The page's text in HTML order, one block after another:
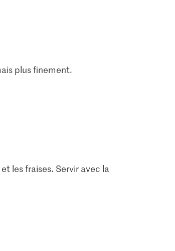
plus finement.
les fraises. Servir avec la